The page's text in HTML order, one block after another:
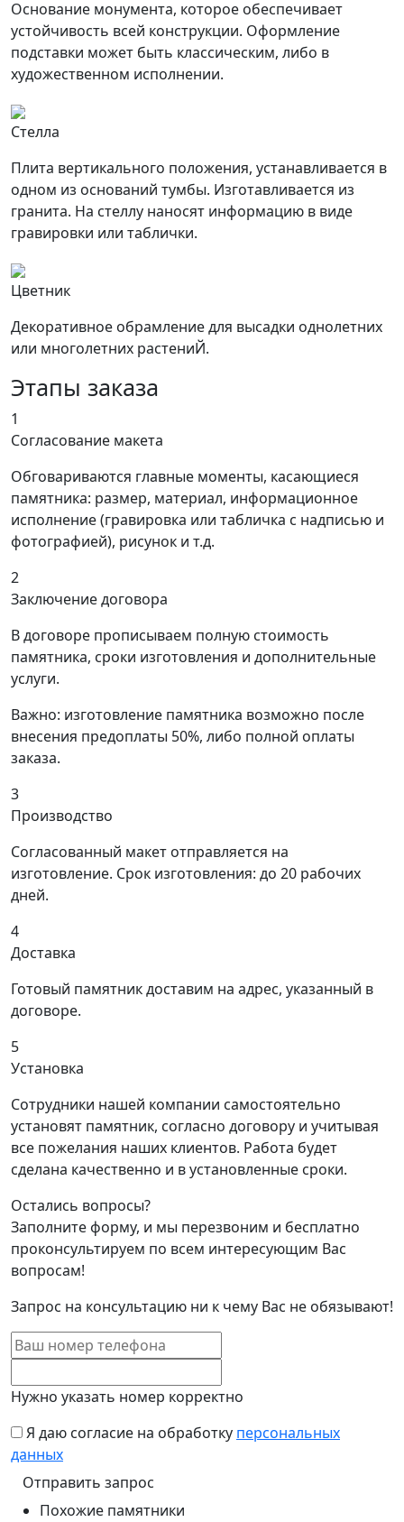
Основание монумента, которое обеспечивает
устойчивость всей конструкции. Оформление
подставки может быть классическим, либо в
художественном исполнении.
Стелла
Плита вертикального положения, устанавливается в
одном из оснований тумбы. Изготавливается из
гранита. На стеллу наносят информацию в виде
гравировки или таблички.
Цветник
Декоративное обрамление для высадки однолетних
или многолетних растениЙ.
Этапы заказа
1
Согласование макета
Обговариваются главные моменты, касающиеся
памятника: размер, материал, информационное
исполнение (гравировка или табличка с надписью и
фотографией), рисунок и т.д.
2
Заключение договора
В договоре прописываем полную стоимость
памятника, сроки изготовления и дополнительные
услуги.
Важно: изготовление памятника возможно после
внесения предоплаты 50%, либо полной оплаты
заказа.
3
Производство
Согласованный макет отправляется на
изготовление. Срок изготовления: до 20 рабочих
дней.
4
Доставка
Готовый памятник доставим на адрес, указанный в
договоре.
5
Установка
Сотрудники нашей компании самостоятельно
установят памятник, согласно договору и учитывая
все пожелания наших клиентов. Работа будет
сделана качественно и в установленные сроки.
Остались вопросы?
Заполните форму, и мы перезвоним и бесплатно
проконсультируем по всем интересующим Вас
вопросам!
Запрос на консультацию ни к чему Вас не обязывают!
Нужно указать номер корректно
Я даю согласие на обработку персональных
данных
Похожие памятники